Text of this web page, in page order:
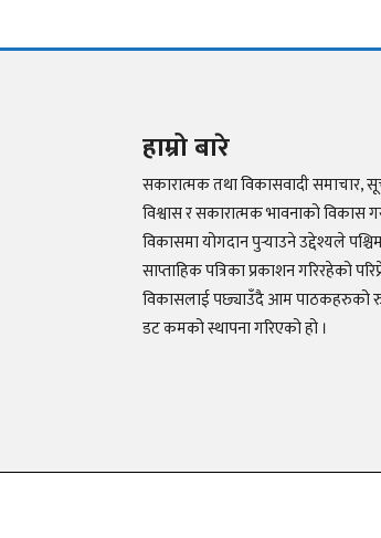
हाम्रो बारे
सकारात्मक तथा विकासवादी समाचार,
विश्वास र सकारात्मक भावनाको
विकासमा योगदान पुर्‍याउने उद्देश्यले
साप्ताहिक पत्रिका प्रकाशन गरिरहेको
विकासलाई पछ्याउँदै आम पाठकहरुको
डट कमको स्थापना गरिएको हो ।